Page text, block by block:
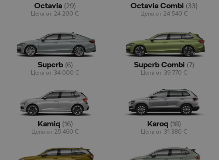
Octavia (29)
Цена от 24 200 €
Octavia Combi (33)
Цена от 24 540 €
Superb (6)
Цена от 34 000 €
Superb Combi (7)
Цена от 39 770 €
Kamiq (16)
Цена от 25 460 €
Karoq (18)
Цена от 31 380 €